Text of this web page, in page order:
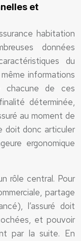
et
habitation
données
du
informations
chacune de ces
déterminée,
au moment de
doit donc articuler
ergonomique
rôle central. Pour
partage
l’assuré doit
et pouvoir
par la suite. En